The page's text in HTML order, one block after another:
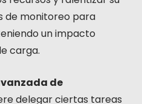
de monitoreo para
un impacto
carga.
de
delegar ciertas tareas